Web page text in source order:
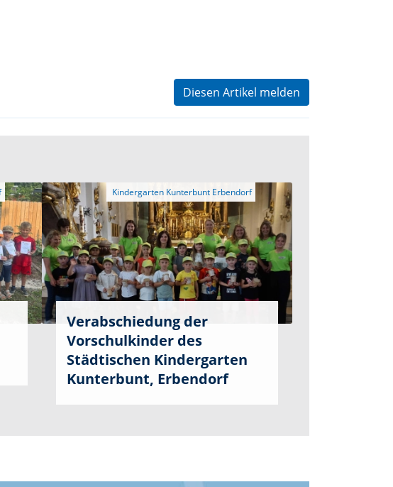
Diesen Artikel melden
Kindergarten Kunterbunt Erbendorf Kindergarten Kunterbunt Erbendorf
Verabschiedung der
Vorschulkinder des
Städtischen Kindergarten
Kunterbunt, Erbendorf